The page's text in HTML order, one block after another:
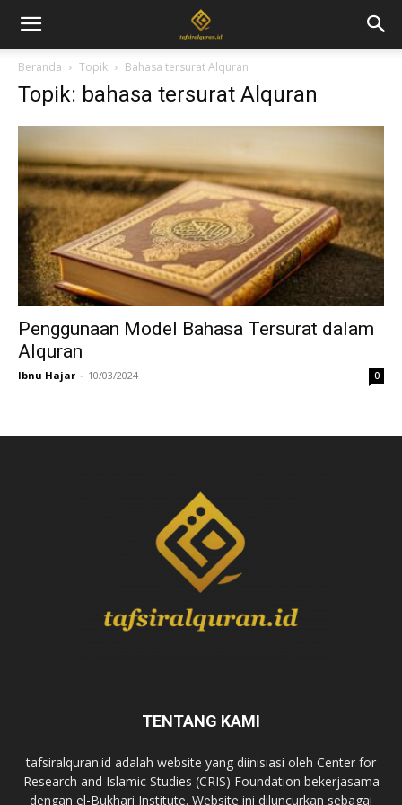
Beranda Topik Bahasa tersurat Alquran
Topik: bahasa tersurat Alquran
Penggunaan Model Bahasa Tersurat dalam
Alquran
Ibnu Hajar - 10/03/2024 0
TENTANG KAMI
tafsiralquran.id adalah website yang diinisiasi oleh Center for
Research and Islamic Studies (CRIS) Foundation bekerjasama
dengan el-Bukhari Institute. Website ini diluncurkan sebagai